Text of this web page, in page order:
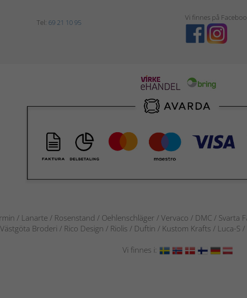
Tel: 69 21 10 95
Vi finnes på
/ Lanarte / Rosenstand / Oehlenschläger / Vervaco / DMC / Svarta
Broderi / Rico Design / Riolis / Duftin / Kustom Krafts / Luca-
Vi finnes i: